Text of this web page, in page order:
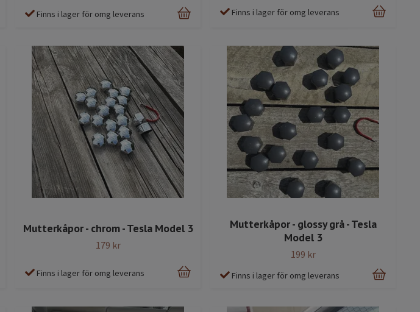
Finns i lager för omg leverans Finns i lager för omg leverans
Mutterkåpor - chrom - Tesla Model 3
179 kr
Finns i lager för omg leverans
Mutterkåpor - glossy grå - Tesla
Model 3
199 kr
Finns i lager för omg leverans